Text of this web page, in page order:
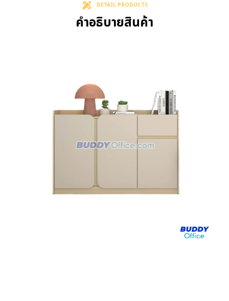
DETAIL PRODUCTS
คำอธิบายสินค้า